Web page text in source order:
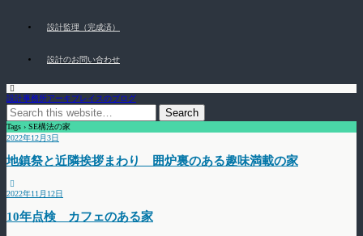
設計監理（完成済）
設計のお問い合わせ
設計事務所アーキプレイスのブログ
Tags › SE構法の家
2022年12月3日
地鎮祭と近隣挨拶まわり 囲炉裏のある趣味満載の家
2022年11月12日
10年点検 カフェのある家